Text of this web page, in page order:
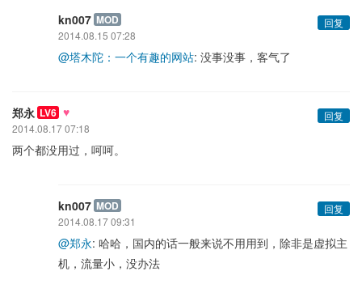
kn007 MOD
回复
2014.08.15 07:28
@塔木陀：一个有趣的网站: 没事没事，客气了
郑永 LV6 ♥
回复
2014.08.17 07:18
两个都没用过，呵呵。
kn007 MOD
回复
2014.08.17 09:31
@郑永: 哈哈，国内的话一般来说不用用到，除非是虚拟主
机，流量小，没办法